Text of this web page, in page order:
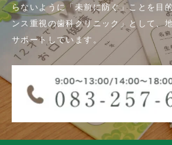
らないように「未前に防ぐ」ことを目
ンス重視の歯科クリニック」として、
サポートしています。